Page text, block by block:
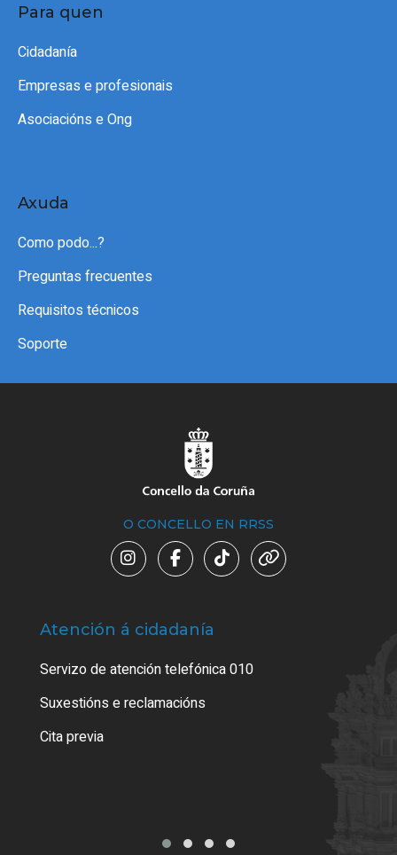
Para quen
Cidadanía
Empresas e profesionais
Asociacións e Ong
Axuda
Como podo...?
Preguntas frecuentes
Requisitos técnicos
Soporte
O CONCELLO EN RRSS
Atención á cidadanía
Servizo de atención telefónica 010
Suxestións e reclamacións
Cita previa